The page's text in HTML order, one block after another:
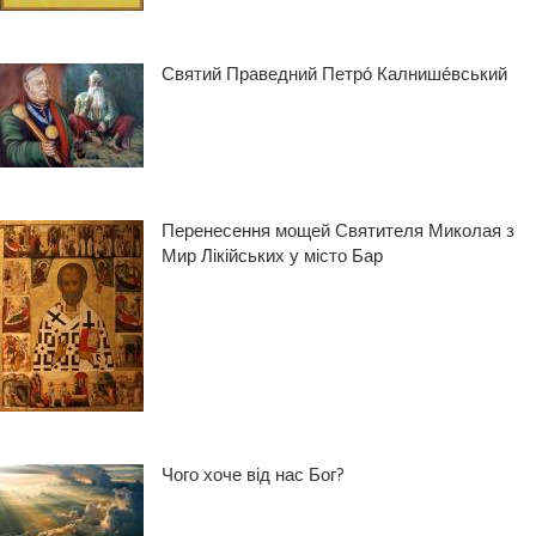
Святий Праведний Петро́ Калнише́вський
Перенесення мощей Святителя Миколая з
Мир Лікійських у місто Бар
Чого хоче від нас Бог?